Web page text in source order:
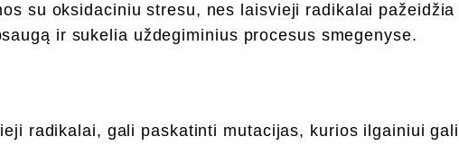
su oksidaciniu stresu, nes laisvieji radikalai pažeidžia
ir sukelia uždegiminius procesus smegenyse.
radikalai, gali paskatinti mutacijas, kurios ilgainiui gali